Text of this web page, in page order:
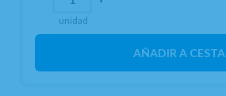
unidad
AÑADIR A CESTA